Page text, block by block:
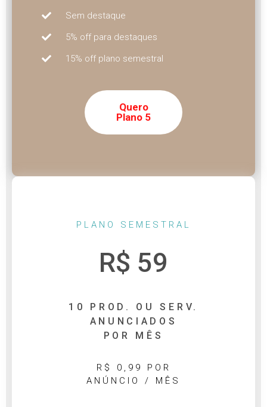
Sem destaque
5% off para destaques
15% off plano semestral
Quero
Plano 5
PLANO SEMESTRAL
R$ 59
10 PROD. OU SERV.
ANUNCIADOS
POR MÊS
R$ 0,99 POR
ANÚNCIO / MÊS